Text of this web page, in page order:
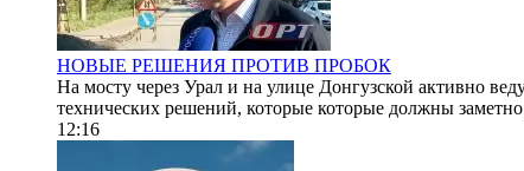
НОВЫЕ РЕШЕНИЯ ПРОТИВ ПРОБОК
На мосту через Урал и на улице Донгузской активно
технических решений, которые которые должны
12:16